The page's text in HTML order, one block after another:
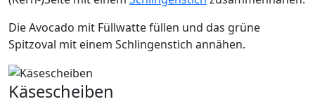
Die Avocado mit Füllwatte füllen und das grüne
Spitzoval mit einem Schlingenstich annähen.
Käsescheiben